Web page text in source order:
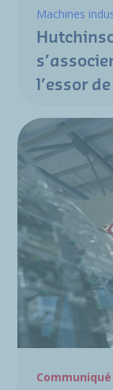
Machines
l’essor